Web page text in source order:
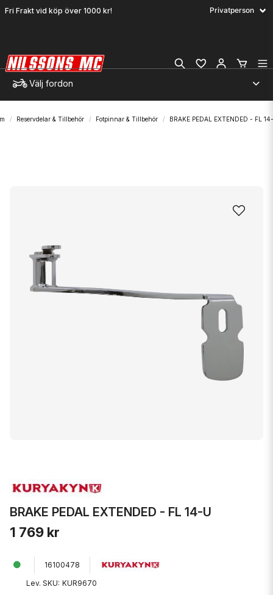
Fri Frakt vid köp över 1000 kr!
Välj fordon
Reservdelar & Tillbehör Fotpinnar & Tillbehör BRAKE PEDAL EXTENDED - FL
BRAKE PEDAL EXTENDED - FL 14-U
1 769 kr
16100478
Lev. SKU: KUR9670